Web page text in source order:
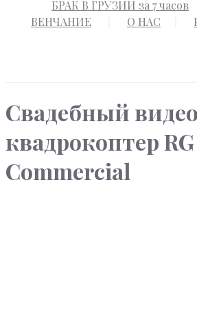
БРАК В ГРУЗИИ за 7 часов
ВЕНЧАНИЕ
О НАС
Свадебный
квадрокоптер RG
Commercial